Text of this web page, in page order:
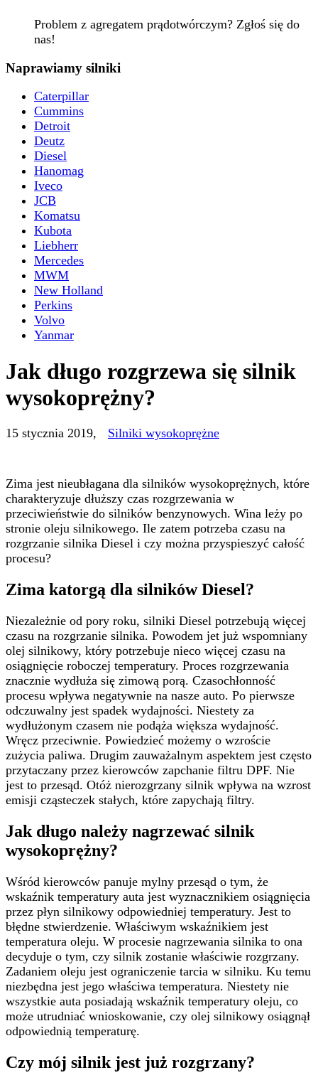
Problem z agregatem prądotwórczym? Zgłoś się do
nas!
Naprawiamy silniki
Caterpillar
Cummins
Detroit
Deutz
Diesel
Hanomag
Iveco
JCB
Komatsu
Kubota
Liebherr
Mercedes
MWM
New Holland
Perkins
Volvo
Yanmar
Jak długo rozgrzewa się silnik
wysokoprężny?
15 stycznia 2019, Silniki wysokoprężne
Zima jest nieubłagana dla silników wysokoprężnych, które
charakteryzuje dłuższy czas rozgrzewania w
przeciwieństwie do silników benzynowych. Wina leży po
stronie oleju silnikowego. Ile zatem potrzeba czasu na
rozgrzanie silnika Diesel i czy można przyspieszyć całość
procesu?
Zima katorgą dla silników Diesel?
Niezależnie od pory roku, silniki Diesel potrzebują więcej
czasu na rozgrzanie silnika. Powodem jet już wspomniany
olej silnikowy, który potrzebuje nieco więcej czasu na
osiągnięcie roboczej temperatury. Proces rozgrzewania
znacznie wydłuża się zimową porą. Czasochłonność
procesu wpływa negatywnie na nasze auto. Po pierwsze
odczuwalny jest spadek wydajności. Niestety za
wydłużonym czasem nie podąża większa wydajność.
Wręcz przeciwnie. Powiedzieć możemy o wzroście
zużycia paliwa. Drugim zauważalnym aspektem jest często
przytaczany przez kierowców zapchanie filtru DPF. Nie
jest to przesąd. Otóż nierozgrzany silnik wpływa na wzrost
emisji cząsteczek stałych, które zapychają filtry.
Jak długo należy nagrzewać silnik
wysokoprężny?
Wśród kierowców panuje mylny przesąd o tym, że
wskaźnik temperatury auta jest wyznacznikiem osiągnięcia
przez płyn silnikowy odpowiedniej temperatury. Jest to
błędne stwierdzenie. Właściwym wskaźnikiem jest
temperatura oleju. W procesie nagrzewania silnika to ona
decyduje o tym, czy silnik zostanie właściwie rozgrzany.
Zadaniem oleju jest ograniczenie tarcia w silniku. Ku temu
niezbędna jest jego właściwa temperatura. Niestety nie
wszystkie auta posiadają wskaźnik temperatury oleju, co
może utrudniać wnioskowanie, czy olej silnikowy osiągnął
odpowiednią temperaturę.
Czy mój silnik jest już rozgrzany?